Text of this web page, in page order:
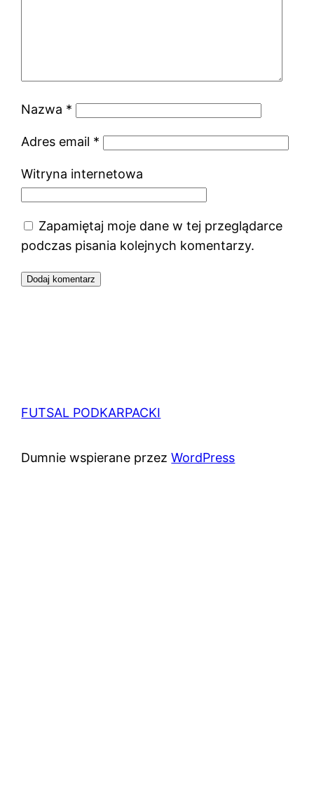
Nazwa *
Adres email *
Witryna internetowa
Zapamiętaj moje dane w tej przeglądarce
podczas pisania kolejnych komentarzy.
FUTSAL PODKARPACKI
Dumnie wspierane przezWordPress